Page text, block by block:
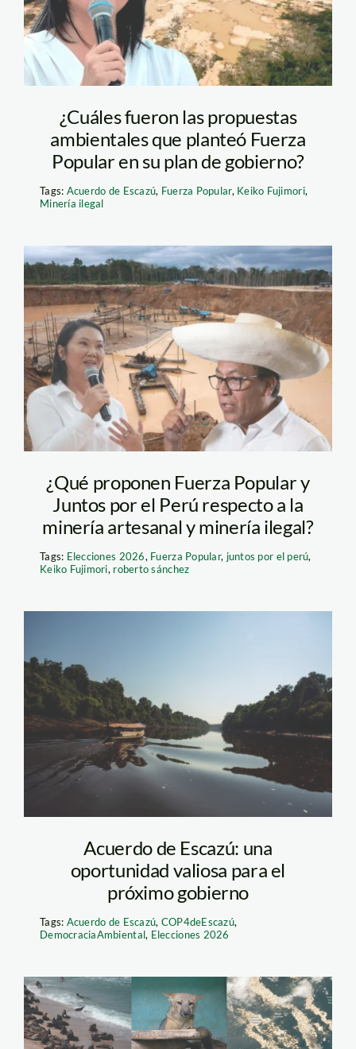
¿Cuáles fueron las propuestas
ambientales que planteó Fuerza
Popular en su plan de gobierno?
Tags: Acuerdo de Escazú, Fuerza Popular, Keiko Fujimori,
Minería ilegal
mineria-ilegal—keiko-
fujimori—roberto-
sanchez—spda
¿Qué proponen Fuerza Popular y
Juntos por el Perú respecto a la
minería artesanal y minería ilegal?
Tags: Elecciones 2026, Fuerza Popular, juntos por el perú,
Keiko Fujimori, roberto sánchez
Acuerdo de
Escazú_SPDA
Acuerdo de Escazú: una
oportunidad valiosa para el
próximo gobierno
Tags: Acuerdo de Escazú, COP4deEscazú,
DemocraciaAmbiental, Elecciones 2026
noticias ambientales